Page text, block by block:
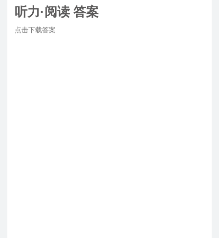
听力·阅读 答案
点击下载答案